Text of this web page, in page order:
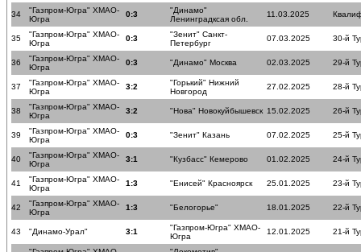
34
"Газпром-Югра" ХМАО-
Югра
0:3
"Динамо"
Ленинградксая обл.
11.03.2025
35
"Газпром-Югра" ХМАО-
Югра
0:3
"Зенит" Санкт-
Петербург
07.03.2025 30-й
36
"Газпром-Югра" ХМАО-
Югра
0:3 "Динамо" Москва 02.03.2025 29-й
37
"Газпром-Югра" ХМАО-
Югра
3:2
"Горький" Нижний
Новгород
27.02.2025 28-й
38
"Газпром-Югра" ХМАО-
Югра
3:2 "Нова" Новокуйбышевск 15.02.2025 26-й
39
"Газпром-Югра" ХМАО-
Югра
0:3 "Зенит" Казань 07.02.2025 25-й
40
"Газпром-Югра" ХМАО-
Югра
3:1 "Кузбасс" Кемерово 01.02.2025 24-й
41
"Газпром-Югра" ХМАО-
Югра
1:3 "Енисей" Красноярск 25.01.2025 23-й
42
"Газпром-Югра" ХМАО-
Югра
1:3 "Белогорье" 18.01.2025 22-й
43 "Динамо-Урал" 3:1
"Газпром-Югра" ХМАО-
Югра
12.01.2025 21-й